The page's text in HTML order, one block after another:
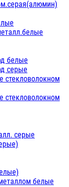
белые
серые
стекловолокном
стекловолокном
серые
белые